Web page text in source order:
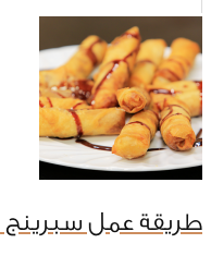
طريقة عمل سبرينج